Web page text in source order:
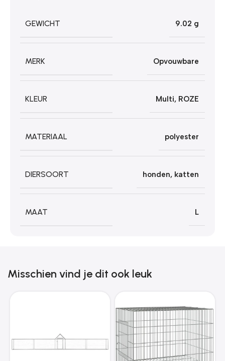
GEWICHT 9.02 g
MERK Opvouwbare
KLEUR Multi, ROZE
MATERIAAL polyester
DIERSOORT honden, katten
MAAT L
Misschien vind je dit ook leuk